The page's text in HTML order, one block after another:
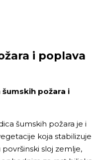
i poplava
požara i
šumskih požara je i
koja stabilizuje
sloj zemlje,